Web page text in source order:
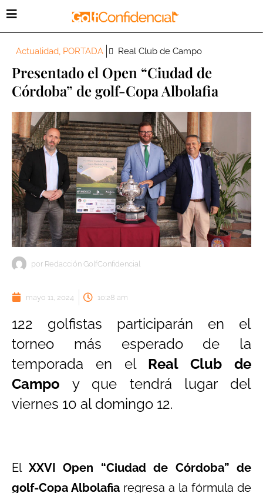
Actualidad, PORTADA Real Club de Campo
Presentado el Open “Ciudad de
Córdoba” de golf-Copa Albolafia
por Redacción GolfConfidencial
mayo 11, 2024 10:28 am
122 golfistas participarán en el
torneo más esperado de la
temporada en el Real Club de
Campo y que tendrá lugar del
viernes 10 al domingo 12.
El XXVI Open “Ciudad de Córdoba” de
golf-Copa Albolafia regresa a la fórmula de